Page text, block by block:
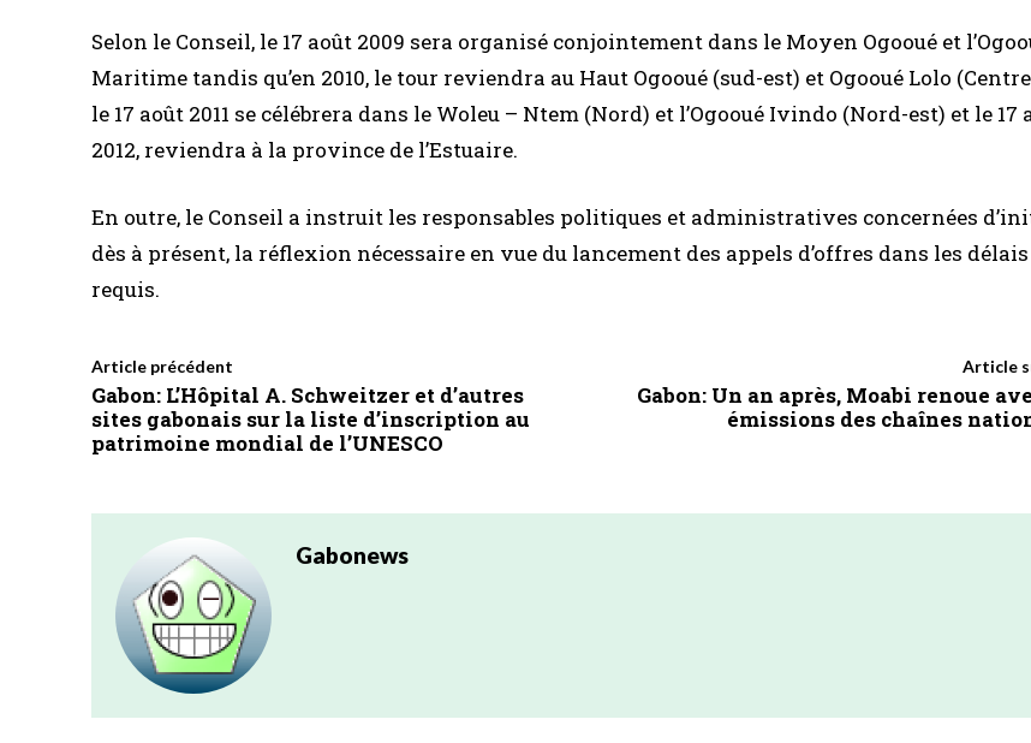
Selon le Conseil, le 17 août 2009 sera organisé conjointement dans le Moyen Ogooué et
Maritime tandis qu’en 2010, le tour reviendra au Haut Ogooué (sud-est) et Ogooué Lolo
le 17 août 2011 se célébrera dans le Woleu – Ntem (Nord) et l’Ogooué Ivindo (Nord-est) et le 17
2012, reviendra à la province de l’Estuaire.
En outre, le Conseil a instruit les responsables politiques et administratives concernées
dès à présent, la réflexion nécessaire en vue du lancement des appels d’offres dans les délais
requis.
Article précédent
Gabon: L’Hôpital A. Schweitzer et d’autres
sites gabonais sur la liste d’inscription au
patrimoine mondial de l’UNESCO
Article
Gabon: Un an après, Moabi renoue
émissions des chaînes
Gabonews